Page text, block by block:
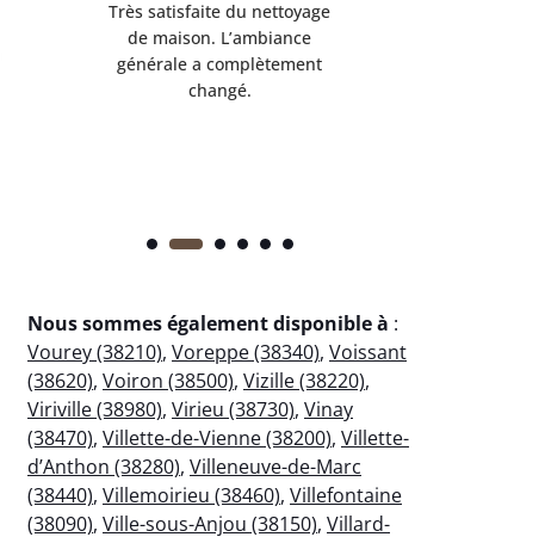
Très satisfaite du nettoyage
de maison. L’ambiance
générale a complètement
changé.
Nous sommes également disponible à :
Vourey (38210), Voreppe (38340), Voissant
(38620), Voiron (38500), Vizille (38220),
Viriville (38980), Virieu (38730), Vinay
(38470), Villette-de-Vienne (38200), Villette-
d’Anthon (38280), Villeneuve-de-Marc
(38440), Villemoirieu (38460), Villefontaine
(38090), Ville-sous-Anjou (38150), Villard-